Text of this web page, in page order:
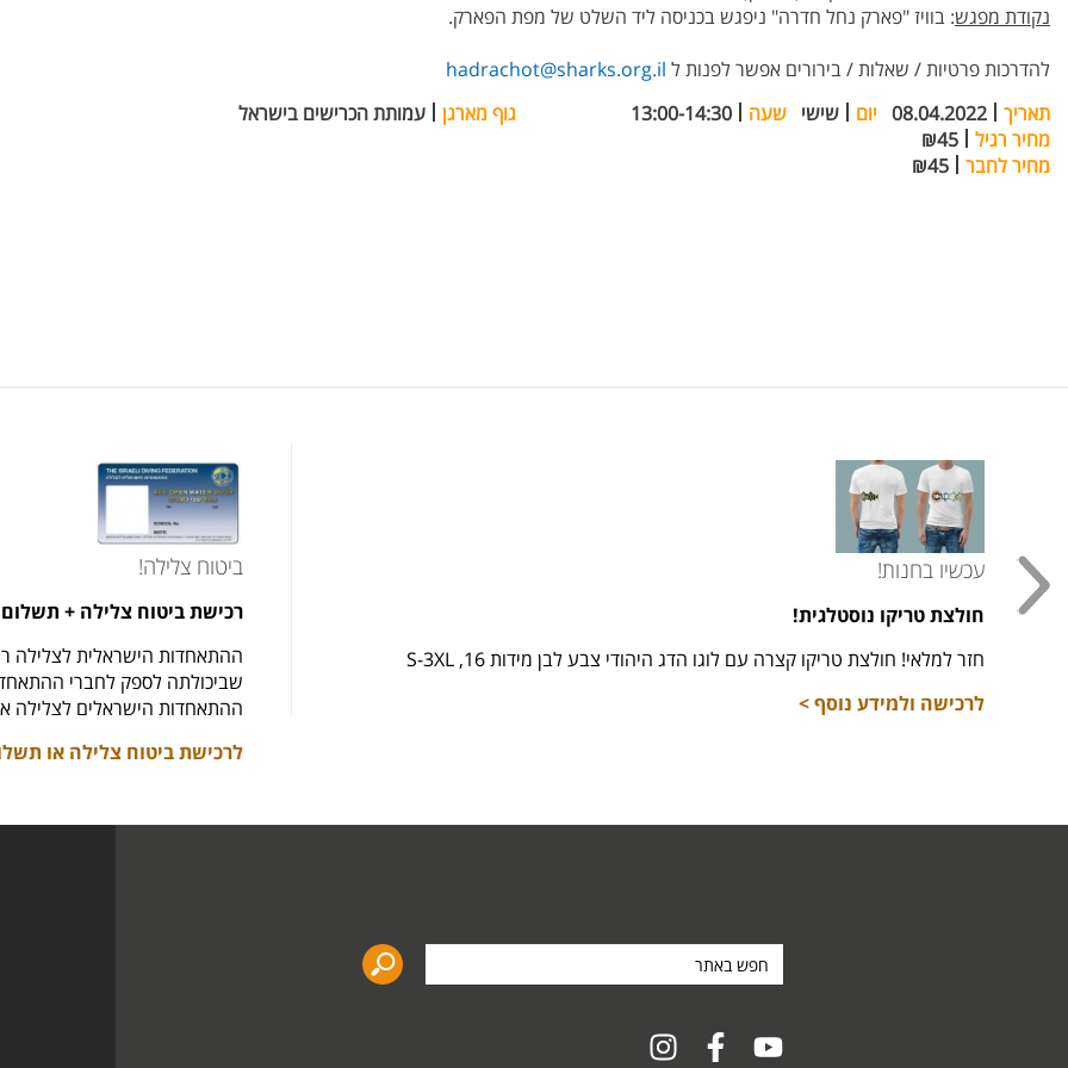
נקודת מפגש: בוויז "פארק נחל חדרה" ניפגש בכניסה ליד השלט של מפת הפארק.
להדרכות פרטיות / שאלות / בירורים אפשר לפנות ל hadrachot@sharks.org.il
תאריך
08.04.2022 יום שישי שעה 13:00-14:30 גוף מארגן
עמותת הכרישים בישראל
מחיר רגיל
₪45
מחיר לחבר
₪45
עכשיו בחנות!
חולצת טריקו נוסטלגית!
חזר למלאי! חולצת טריקו קצרה עם לוגו הדג היהודי צבע לבן מידות 16, S-3XL
לרכישה ולמידע נוסף >
ביטוח צלילה!
רכישת ביטוח צלילה +
ההתאחדות הישראלית לצלילה
שביכולתה לספק לחברי
ההתאחדות הישראלים לצלילה
לרכישת ביטוח צלילה או
חפש
באתר